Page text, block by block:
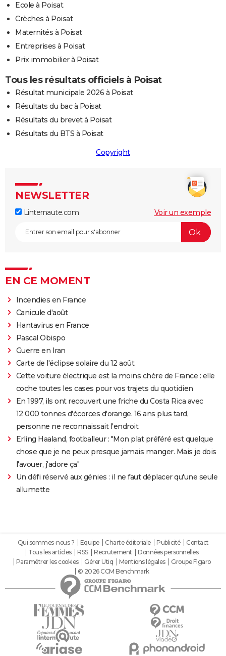
Ecole à Poisat
Crèches à Poisat
Maternités à Poisat
Entreprises à Poisat
Prix immobilier à Poisat
Tous les résultats officiels à Poisat
Résultat municipale 2026 à Poisat
Résultats du bac à Poisat
Résultats du brevet à Poisat
Résultats du BTS à Poisat
Copyright
NEWSLETTER
Linternaute.com Voir un exemple
EN CE MOMENT
Incendies en France
Canicule d'août
Hantavirus en France
Pascal Obispo
Guerre en Iran
Carte de l'éclipse solaire du 12 août
Cette voiture électrique est la moins chère de France : elle
coche toutes les cases pour vos trajets du quotidien
En 1997, ils ont recouvert une friche du Costa Rica avec
12 000 tonnes d'écorces d'orange. 16 ans plus tard,
personne ne reconnaissait l'endroit
Erling Haaland, footballeur : "Mon plat préféré est quelque
chose que je ne peux presque jamais manger. Mais je dois
l'avouer, j'adore ça"
Un défi réservé aux génies : il ne faut déplacer qu'une seule
allumette
Qui sommes-nous ? Equipe Charte éditoriale Publicité
Contact
Tous les articles
RSS Recrutement
Données personnelles
Paramétrer les cookies
Gérer Utiq Mentions légales
Groupe Figaro
© 2026 CCM Benchmark